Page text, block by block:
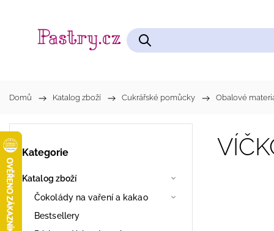
Domů / Katalog zboží / Cukrářské pomůcky / Obalové
Kategorie
Katalog zboží
Čokolády na vaření a kakao
Bestsellery